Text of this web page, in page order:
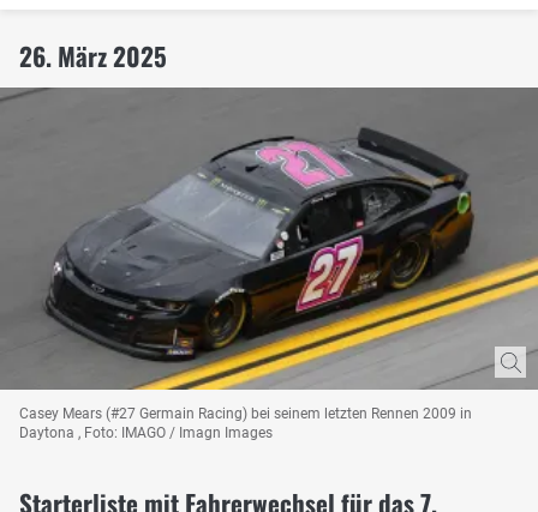
26. März 2025
Casey Mears (#27 Germain Racing) bei seinem letzten Rennen 2009 in
Daytona , Foto: IMAGO / Imagn Images
Starterliste mit Fahrerwechsel für das 7.